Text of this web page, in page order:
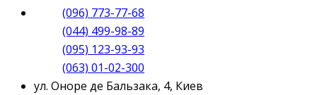
(096) 773-77-68
(044) 499-98-89
(095) 123-93-93
(063) 01-02-300
ул. Оноре де Бальзака, 4, Киев